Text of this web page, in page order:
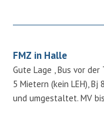
FMZ in Halle
Gute Lage , Bus vor
5 Mietern (kein LEH),
und umgestaltet. MV